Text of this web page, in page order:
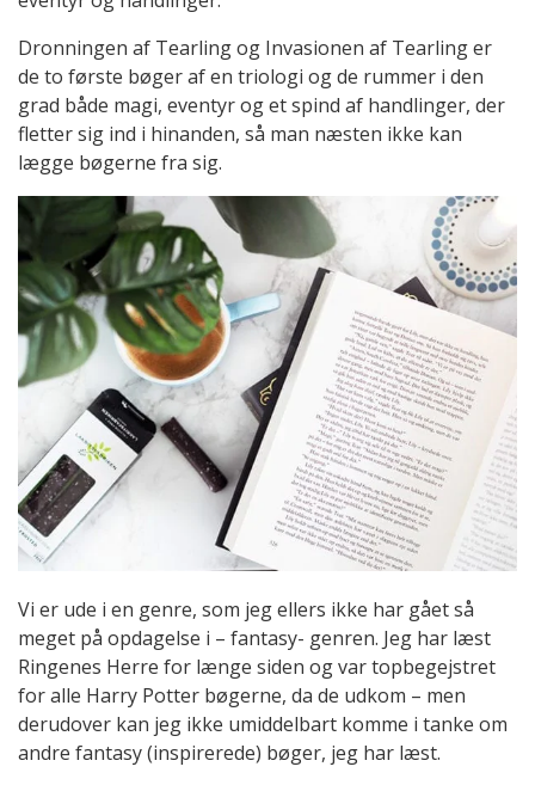
Dronningen af Tearling og Invasionen af Tearling er
de to første bøger af en triologi og de rummer i den
grad både magi, eventyr og et spind af handlinger, der
fletter sig ind i hinanden, så man næsten ikke kan
lægge bøgerne fra sig.
Vi er ude i en genre, som jeg ellers ikke har gået så
meget på opdagelse i – fantasy- genren. Jeg har læst
Ringenes Herre for længe siden og var topbegejstret
for alle Harry Potter bøgerne, da de udkom – men
derudover kan jeg ikke umiddelbart komme i tanke om
andre fantasy (inspirerede) bøger, jeg har læst.